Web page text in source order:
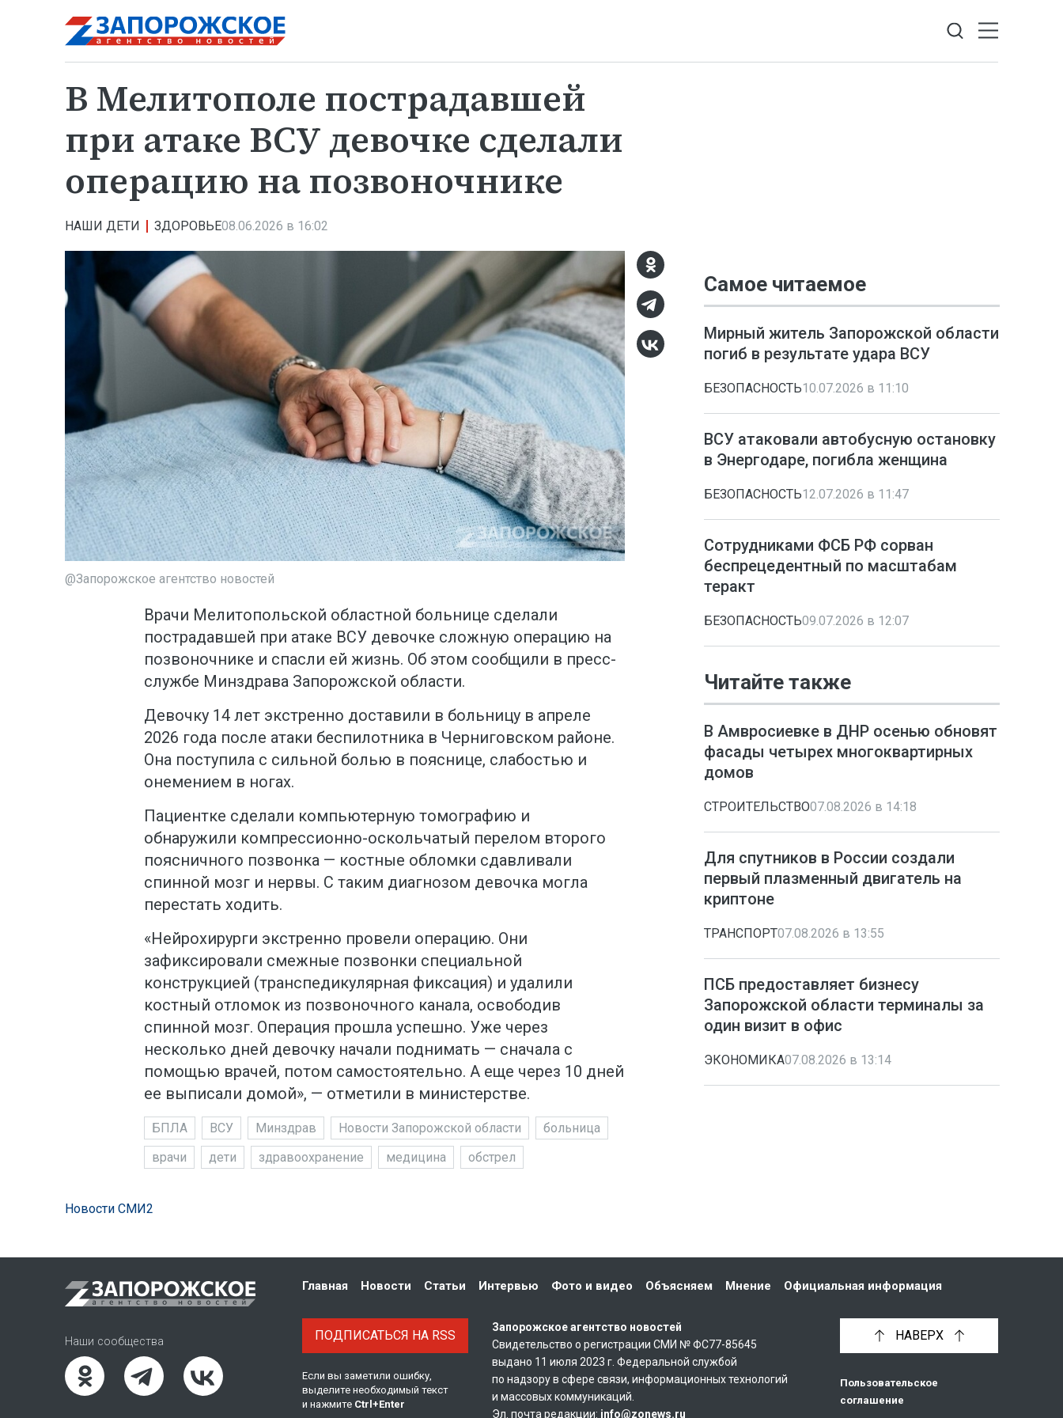
В Мелитополе пострадавшей
при атаке ВСУ девочке сделали
операцию на позвоночнике
НАШИ ДЕТИ ЗДОРОВЬЕ08.06.2026 в 16:02
@Запорожское агентство новостей
Врачи Мелитопольской областной больнице сделали
пострадавшей при атаке ВСУ девочке сложную операцию на
позвоночнике и спасли ей жизнь. Об этом сообщили в пресс-
службе Минздрава Запорожской области.
Девочку 14 лет экстренно доставили в больницу в апреле
2026 года после атаки беспилотника в Черниговском районе.
Она поступила с сильной болью в пояснице, слабостью и
онемением в ногах.
Пациентке сделали компьютерную томографию и
обнаружили компрессионно-оскольчатый перелом второго
поясничного позвонка — костные обломки сдавливали
спинной мозг и нервы. С таким диагнозом девочка могла
перестать ходить.
«Нейрохирурги экстренно провели операцию. Они
зафиксировали смежные позвонки специальной
конструкцией (транспедикулярная фиксация) и удалили
костный отломок из позвоночного канала, освободив
спинной мозг. Операция прошла успешно. Уже через
несколько дней девочку начали поднимать — сначала с
помощью врачей, потом самостоятельно. А еще через 10 дней
ее выписали домой», — отметили в министерстве.
БПЛА ВСУ Минздрав Новости Запорожской области
больница
врачи
дети здравоохранение медицина обстрел
Самое читаемое
Мирный житель Запорожской области
погиб в результате удара ВСУ
БЕЗОПАСНОСТЬ10.07.2026 в 11:10
ВСУ атаковали автобусную остановку
в Энергодаре, погибла женщина
БЕЗОПАСНОСТЬ12.07.2026 в 11:47
Сотрудниками ФСБ РФ сорван
беспрецедентный по масштабам
теракт
БЕЗОПАСНОСТЬ09.07.2026 в 12:07
Читайте также
В Амвросиевке в ДНР осенью обновят
фасады четырех многоквартирных
домов
СТРОИТЕЛЬСТВО07.08.2026 в 14:18
Для спутников в России создали
первый плазменный двигатель на
криптоне
ТРАНСПОРТ07.08.2026 в 13:55
ПСБ предоставляет бизнесу
Запорожской области терминалы за
один визит в офис
ЭКОНОМИКА07.08.2026 в 13:14
Новости СМИ2
НАВЕРХ
Наши сообщества ПОДПИСАТЬСЯ НА RSS
Если вы заметили ошибку,
выделите необходимый текст
и нажмите Ctrl +Enter
Главная Новости Статьи Интервью Фото и видео Объясняем Мнение Официальная информация
Пользовательское
соглашение
Запорожское агентство новостей
Свидетельство о регистрации СМИ № ФС77-85645
выдано 11 июля 2023 г. Федеральной службой
по надзору в сфере связи, информационных технологий
и массовых коммуникаций.
Эл. почта редакции: info@zonews.ru